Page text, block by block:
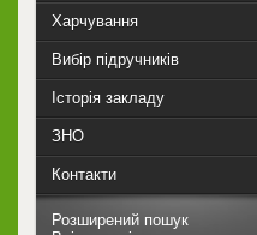
Харчування
Вибір підручників
Історія закладу
ЗНО
Контакти
Розширений пошук